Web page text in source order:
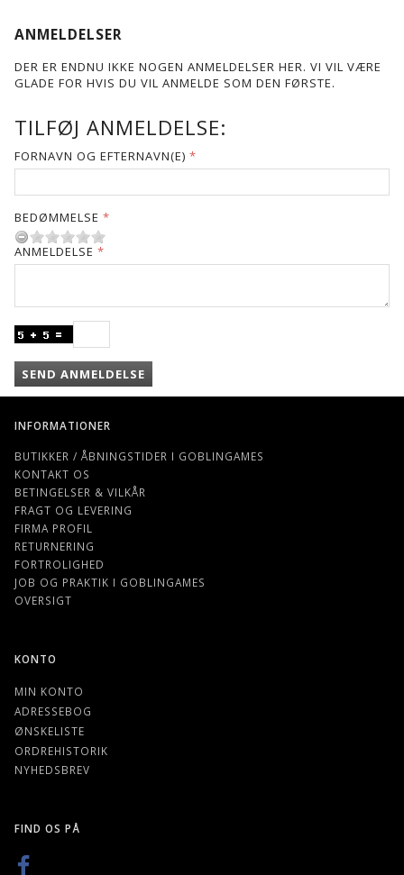
ANMELDELSER
DER ER ENDNU IKKE NOGEN ANMELDELSER HER. VI VIL VÆRE
GLADE FOR HVIS DU VIL ANMELDE SOM DEN FØRSTE.
TILFØJ ANMELDELSE:
FORNAVN OG EFTERNAVN(E)
BEDØMMELSE
ANMELDELSE
SEND ANMELDELSE
INFORMATIONER
BUTIKKER / ÅBNINGSTIDER I GOBLINGAMES
KONTAKT OS
BETINGELSER & VILKÅR
FRAGT OG LEVERING
FIRMA PROFIL
RETURNERING
FORTROLIGHED
JOB OG PRAKTIK I GOBLINGAMES
OVERSIGT
KONTO
MIN KONTO
ADRESSEBOG
ØNSKELISTE
ORDREHISTORIK
NYHEDSBREV
FIND OS PÅ